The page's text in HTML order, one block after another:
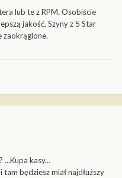
lub te z RPM. Osobiście
jakość. Szyny z 5 Star
zaokrąglone.
...Kupa kasy...
będziesz miał najdłuższy